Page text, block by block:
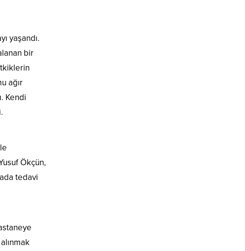
yaşandı.
bir
ağır
Kendi
Ökçün,
tedavi